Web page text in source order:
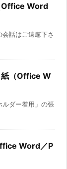
Office Word
話はご遠慮下さ
紙（Office W
ルダー着用」の張
Word／P